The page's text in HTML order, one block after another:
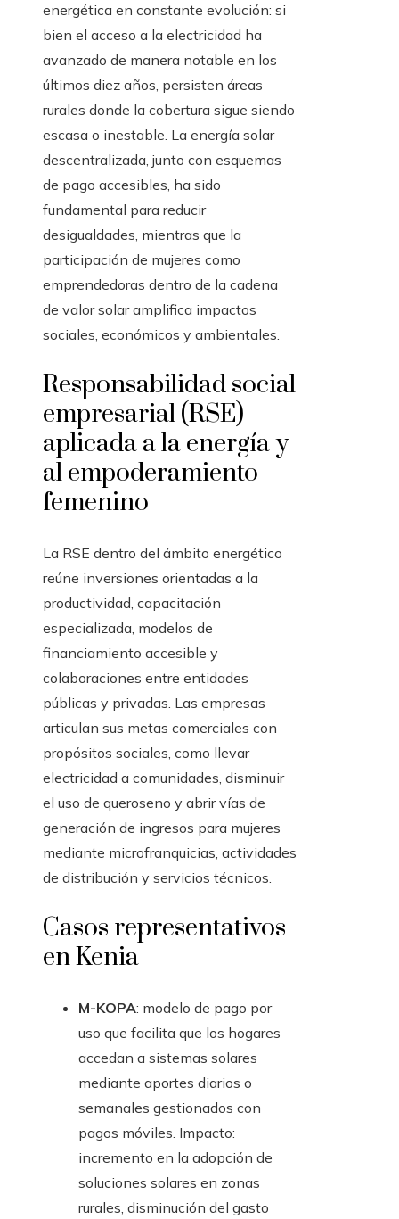
energética en constante evolución: si
bien el acceso a la electricidad ha
avanzado de manera notable en los
últimos diez años, persisten áreas
rurales donde la cobertura sigue siendo
escasa o inestable. La energía solar
descentralizada, junto con esquemas
de pago accesibles, ha sido
fundamental para reducir
desigualdades, mientras que la
participación de mujeres como
emprendedoras dentro de la cadena
de valor solar amplifica impactos
sociales, económicos y ambientales.
Responsabilidad social
empresarial (RSE)
aplicada a la energía y
al empoderamiento
femenino
La RSE dentro del ámbito energético
reúne inversiones orientadas a la
productividad, capacitación
especializada, modelos de
financiamiento accesible y
colaboraciones entre entidades
públicas y privadas. Las empresas
articulan sus metas comerciales con
propósitos sociales, como llevar
electricidad a comunidades, disminuir
el uso de queroseno y abrir vías de
generación de ingresos para mujeres
mediante microfranquicias, actividades
de distribución y servicios técnicos.
Casos representativos
en Kenia
M-KOPA: modelo de pago por
uso que facilita que los hogares
accedan a sistemas solares
mediante aportes diarios o
semanales gestionados con
pagos móviles. Impacto:
incremento en la adopción de
soluciones solares en zonas
rurales, disminución del gasto